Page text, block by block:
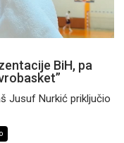
BiH, pa
Jusuf Nurkić priključio